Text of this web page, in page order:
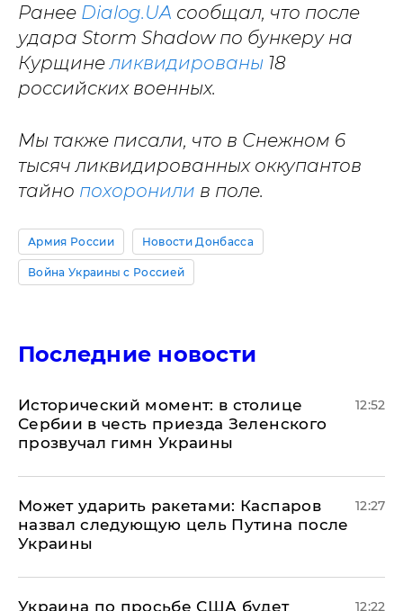
Ранее Dialog.UA сообщал, что после
удара Storm Shadow по бункеру на
Курщине ликвидированы 18
российских военных.
Мы также писали, что в Снежном 6
тысяч ликвидированных оккупантов
тайно похоронили в поле.
Армия России Новости Донбасса
Война Украины с Россией
Последние новости
Исторический момент: в столице
Сербии в честь приезда Зеленского
прозвучал гимн Украины
12:52
Может ударить ракетами: Каспаров
назвал следующую цель Путина после
Украины
12:27
Украина по просьбе США будет 12:22